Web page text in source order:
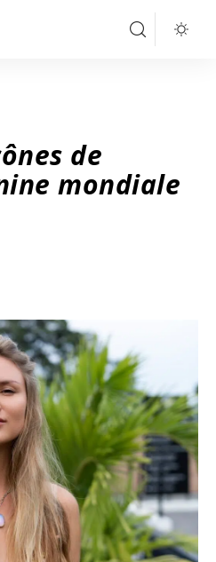
de
mondiale